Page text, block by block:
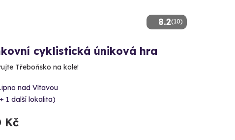
8.2(10)
cyklistická úniková hra
Třeboňsko na kole!
nad Vltavou
1 další lokalita)
Kč